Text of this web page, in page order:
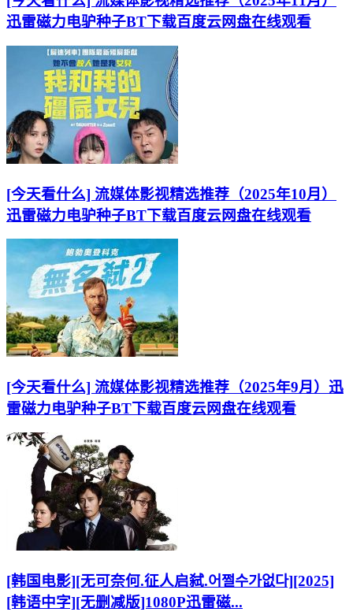
迅雷磁力电驴种子BT下载百度云网盘在线观看
[今天看什么] 流媒体影视精选推荐（2025年10月）
迅雷磁力电驴种子BT下载百度云网盘在线观看
[今天看什么] 流媒体影视精选推荐（2025年9月）迅
雷磁力电驴种子BT下载百度云网盘在线观看
[韩国电影][无可奈何.征人启弑.어쩔수가없다][2025]
[韩语中字][无删减版]1080P迅雷磁...